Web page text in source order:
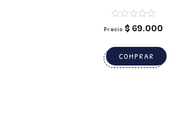
CON BALINES DE GEL
Precio $ 69.000
COMPRAR